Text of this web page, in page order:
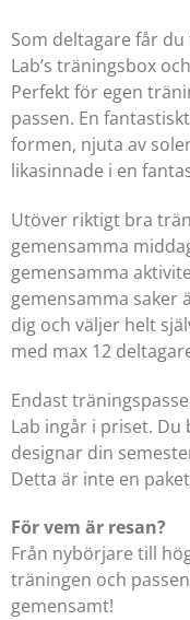
Som deltagare får
Lab’s träningsbox
Perfekt för egen
passen. En
formen, njuta av
likasinnade i en
Utöver riktigt bra
gemensamma
gemensamma
gemensamma saker
dig och väljer helt
med max 12
Endast
Lab ingår i priset.
designar din
Detta är inte en
För vem är resan?
Från nybörjare till
träningen och
gemensamt!